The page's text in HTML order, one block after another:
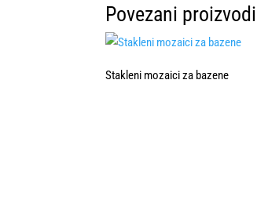
Povezani proizvodi
Stakleni mozaici za bazene